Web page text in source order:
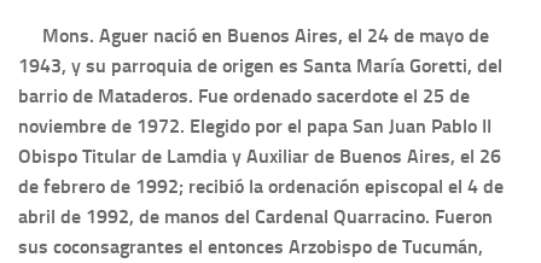
Mons. Aguer nació en Buenos Aires, el 24 de mayo de
1943, y su parroquia de origen es Santa María Goretti, del
barrio de Mataderos. Fue ordenado sacerdote el 25 de
noviembre de 1972. Elegido por el papa San Juan Pablo II
Obispo Titular de Lamdia y Auxiliar de Buenos Aires, el 26
de febrero de 1992; recibió la ordenación episcopal el 4 de
abril de 1992, de manos del Cardenal Quarracino. Fueron
sus coconsagrantes el entonces Arzobispo de Tucumán,